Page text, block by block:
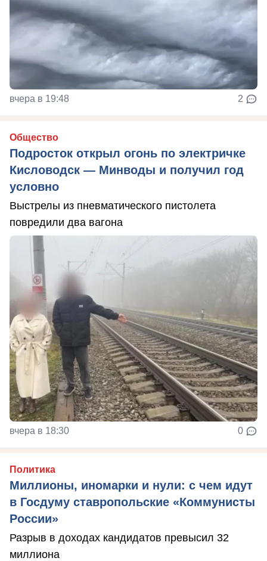
вчера в 19:48 2
Общество
Подросток открыл огонь по электричке
Кисловодск — Минводы и получил год
условно
Выстрелы из пневматического пистолета
повредили два вагона
вчера в 18:30 0
Политика
Миллионы, иномарки и нули: с чем идут
в Госдуму ставропольские «Коммунисты
России»
Разрыв в доходах кандидатов превысил 32
миллиона